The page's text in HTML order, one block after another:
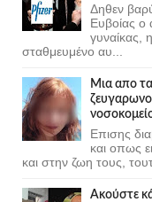
Δηθεν
Ευβοίας ο
γυναίκας,
σταθμευμένο αυ...
Μια απο
Επισης
και οπως
και στην ζωη τους,
Ακούστε